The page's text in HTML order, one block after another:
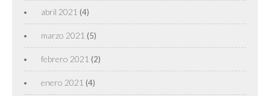
abril 2021 (4)
marzo 2021 (5)
febrero 2021 (2)
enero 2021 (4)